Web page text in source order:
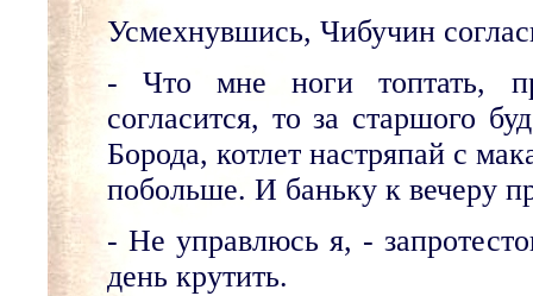
Усмехнувшись, Чибучин
- Что мне ноги топтать,
согласится, то за старшого
Борода, котлет настряпай с
побольше. И баньку к вечеру
- Не управлюсь я, -
день крутить.